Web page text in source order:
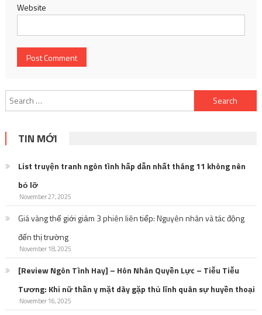
Website
Search
for:
TIN MỚI
List truyện tranh ngôn tình hấp dẫn nhất tháng 11 không nên
bỏ lỡ
November 27, 2025
Giá vàng thế giới giảm 3 phiên liên tiếp: Nguyên nhân và tác động
đến thị trường
November 18, 2025
[Review Ngôn Tình Hay] – Hôn Nhân Quyền Lực – Tiễu Tiễu
Tương: Khi nữ thần y mặt dày gặp thủ lĩnh quân sự huyền thoại
November 16, 2025